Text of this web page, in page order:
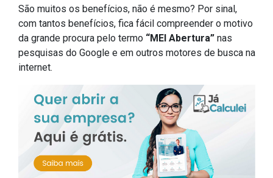
São muitos os benefícios, não é mesmo? Por sinal,
com tantos benefícios, fica fácil compreender o motivo
da grande procura pelo termo “MEI Abertura” nas
pesquisas do Google e em outros motores de busca na
internet.